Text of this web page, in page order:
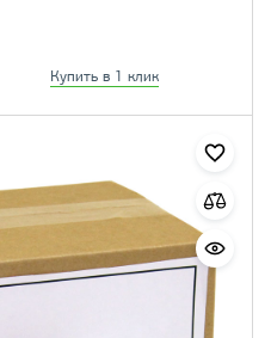
Купить в 1 клик